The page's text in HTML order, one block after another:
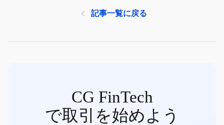
記事一覧に戻る
CG FinTech
で取引を始めよう